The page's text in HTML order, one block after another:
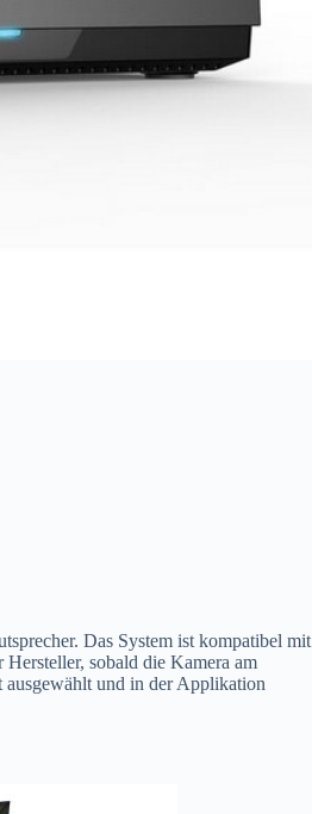
Das System ist kompatibel mit
sobald die Kamera am
ausgewählt und in der Applikation